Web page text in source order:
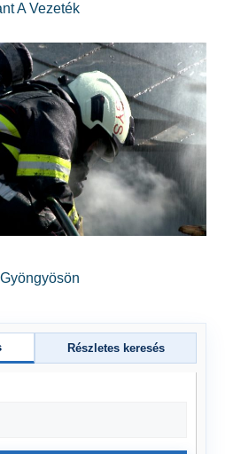
A Vezeték
Részletes keresés